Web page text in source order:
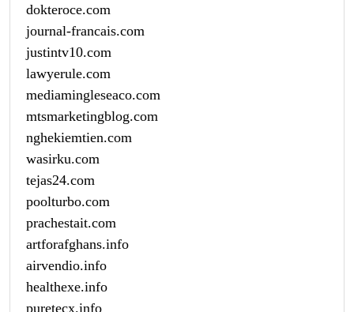
dokteroce.com
journal-francais.com
justintv10.com
lawyerule.com
mediamingleseaco.com
mtsmarketingblog.com
nghekiemtien.com
wasirku.com
tejas24.com
poolturbo.com
prachestait.com
artforafghans.info
airvendio.info
healthexe.info
puretecx.info